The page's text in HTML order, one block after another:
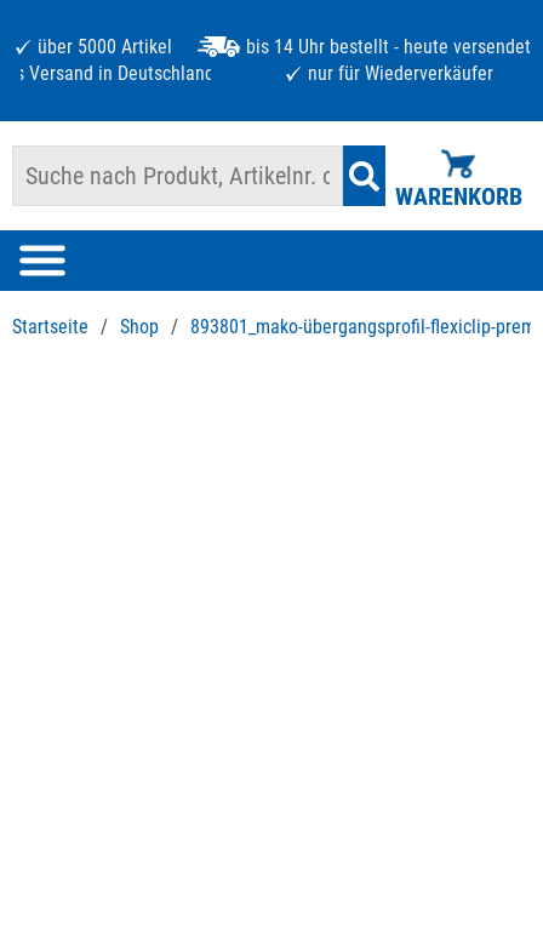
über 5000 Artikel
bis 14 Uhr bestellt - heute versendet
Versand in Deutschland ab 125 €
nur für Wiederverkäufer
WARENKORB
Startseite / Shop / 893801_mako-übergangsprofil-flexiclip-